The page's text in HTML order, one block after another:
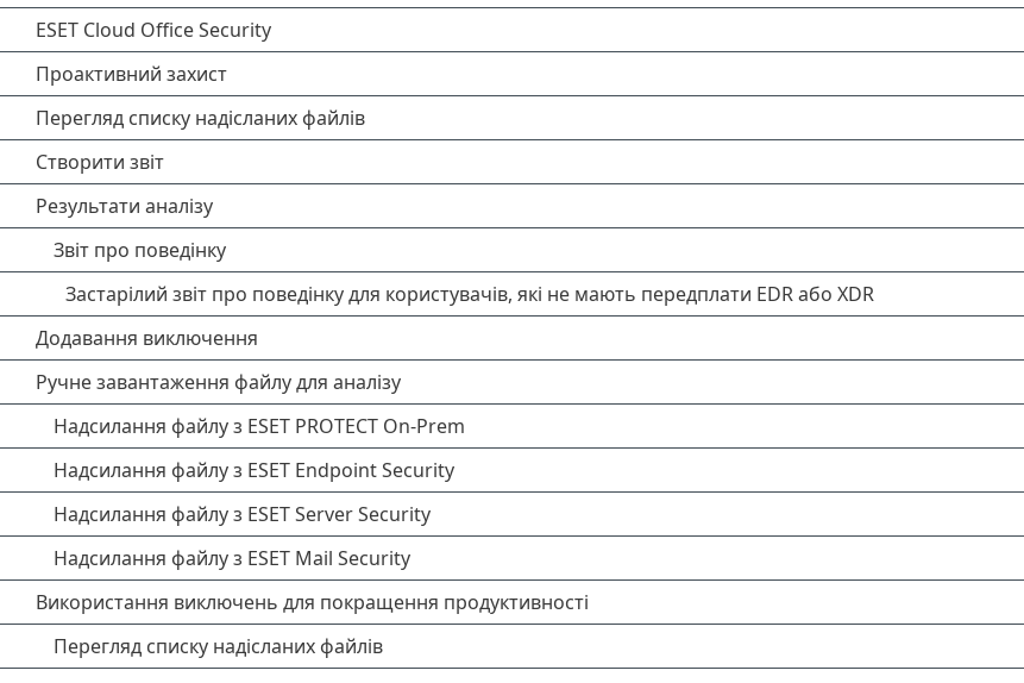
ESET Cloud Office Security
Проактивний захист
Перегляд списку надісланих файлів
Створити звіт
Результати аналізу
Звіт про поведінку
Застарілий звіт про поведінку для користувачів, які не мають передплати EDR або XDR
Додавання виключення
Ручне завантаження файлу для аналізу
Надсилання файлу з ESET PROTECT On-Prem
Надсилання файлу з ESET Endpoint Security
Надсилання файлу з ESET Server Security
Надсилання файлу з ESET Mail Security
Використання виключень для покращення продуктивності
Перегляд списку надісланих файлів